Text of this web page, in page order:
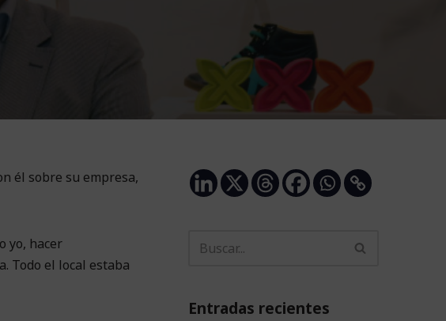
él sobre su empresa,
yo, hacer
Todo el local estaba
Entradas recientes